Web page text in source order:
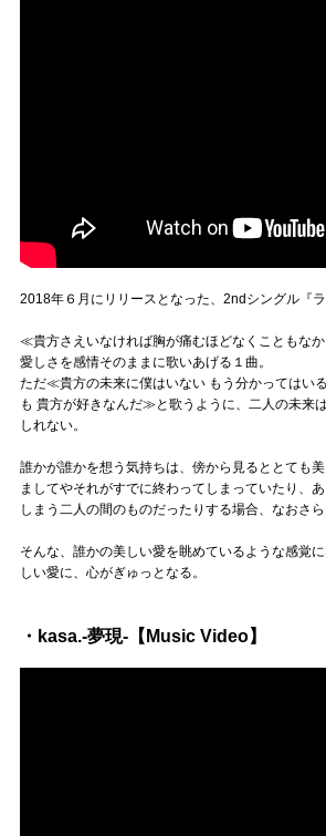
2018年６月にリリースとなった、2ndシングル『ラ
≪貴方さえいなければ胸が痛むほどなくこともな
愛しさを感情そのままに歌いあげる１曲。
ただ≪貴方の未来に僕はいない もう分かってはい
も 貴方が好きなんだ≫と歌うように、二人の未来
しれない。
誰かが誰かを想う気持ちは、傍から見るととても美
ましてやそれがすでに終わってしまっていたり、
しまう二人の間のものだったりする場合、なおさら
そんな、誰かの美しい愛を眺めているような感覚
しい愛に、心がぎゅっとなる。
・kasa.-夢現-【Music Video】